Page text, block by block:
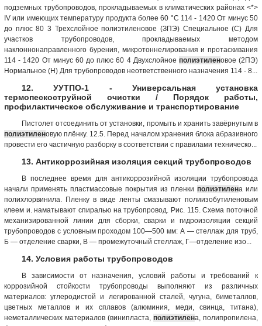
подземных трубопроводов, прокладываемых в климатических районах <*>
IV или имеющих температуру продукта более 60 °С 114 - 1420 От минус 50
до плюс 80 3 Трехслойное полиэтиленовое (ЗПЭ) Специальное (С) Для
участков трубопроводов, прокладываемых методом
наклоннонаправленного бурения, микротоннелирования и протаскивания
114 - 1420 От минус 60 до плюс 60 4 Двухслойное полиэтиленовое (2ПЭ)
Нормальное (Н) Для трубопроводов неответственного назначения 114 - 8...
12. УУТПО-1 - Универсальная установка
термопескоструйной очистки / Порядок работы,
профилактическое обслуживание и транспортирование
Пистолет отсоединить от установки, промыть и хранить завёрнутым в
полиэтиленовую плёнку. 12.5. Перед началом хранения блока абразивного
провести его частичную разборку в соответствии с правилами техническо...
13. Антикоррозийная изоляция секций трубопроводов
В последнее время для антикоррозийной изоляции трубопровода
начали применять пластмассовые покрытия из пленки полиэтилена или
полихлорвинила. Пленку в виде ленты смазывают полиизобутиленовым
клеем и. наматывают спиралью на трубопровод. Рис. 115. Схема поточной
механизированной линии для сборки, сварки и гидроизоляции секций
трубопроводов с условным проходом 100—500 мм: А — стеллаж для труб,
Б — отделение сварки, В — промежуточный стеллаж, Г—отделение изо...
14. Условия работы трубопроводов
В зависимости от назначения, условий работы и требований к
коррозийной стойкости трубопроводы выполняют из различных
материалов: углеродистой и легированной сталей, чугуна, биметаллов,
цветных металлов и их сплавов (алюминия, меди, свинца, титана),
неметаллических материалов (винипласта, полиэтилена, полипропилена,